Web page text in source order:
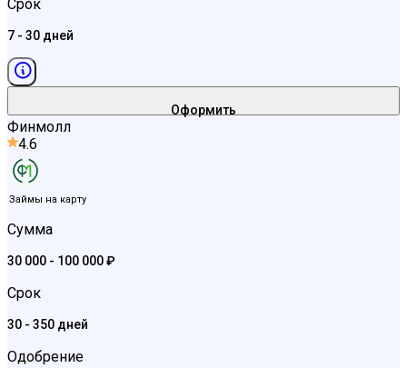
Срок
7 - 30 дней
Оформить
Финмолл
4.6
Займы на карту
Сумма
30 000 - 100 000 ₽
Срок
30 - 350 дней
Одобрение